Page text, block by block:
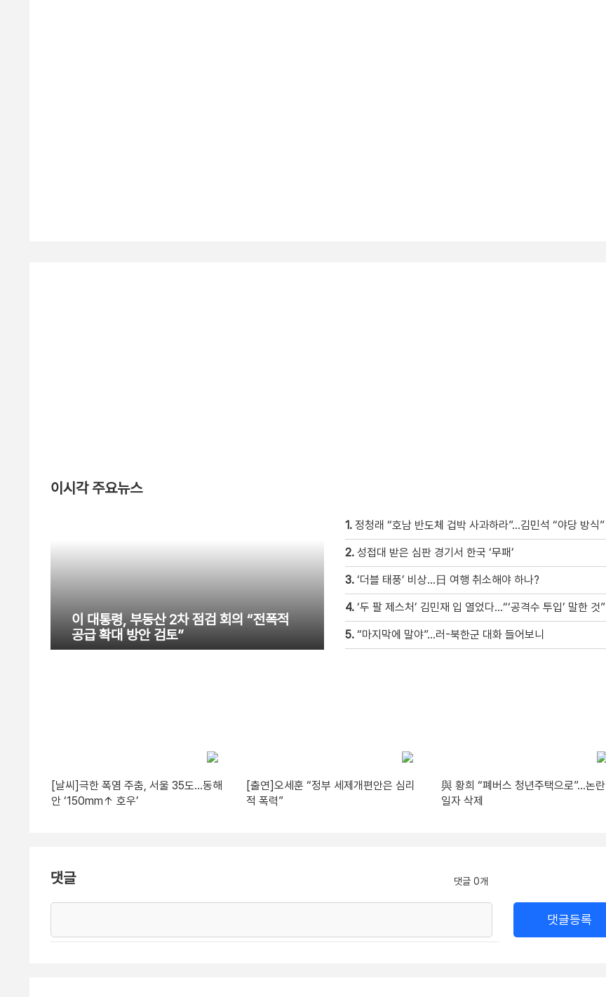
이시각 주요뉴스
이 대통령, 부동산 2차 점검 회의 “전폭적
공급 확대 방안 검토”
1. 정청래 “호남 반도체 겁박 사과하라”…김민석 “야당 방식”
2. 성접대 받은 심판 경기서 한국 ‘무패’
3. ‘더블 태풍’ 비상…日 여행 취소해야 하나?
4. ‘두 팔 제스처’ 김민재 입 열었다…“‘공격수 투입’ 말한 것”
5. “마지막에 말야”…러-북한군 대화 들어보니
[날씨]극한 폭염 주춤, 서울 35도…동해
안 ‘150mm↑ 호우’
[출연]오세훈 “정부 세제개편안은 심리
적 폭력”
與 황희 “폐버스 청년주택으로”…논란
일자 삭제
댓글 댓글 0개
댓글등록